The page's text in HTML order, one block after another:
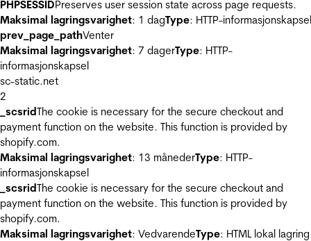
PHPSESSIDPreserves user session state across page requests.
Maksimal lagringsvarighet: 1 dagType: HTTP-informasjonskapsel
prev_page_pathVenter
Maksimal lagringsvarighet: 7 dagerType: HTTP-
informasjonskapsel
sc-static.net
2
_scsridThe cookie is necessary for the secure checkout and
payment function on the website. This function is provided by
shopify.com.
Maksimal lagringsvarighet: 13 månederType: HTTP-
informasjonskapsel
_scsridThe cookie is necessary for the secure checkout and
payment function on the website. This function is provided by
shopify.com.
Maksimal lagringsvarighet: VedvarendeType: HTML lokal lagring